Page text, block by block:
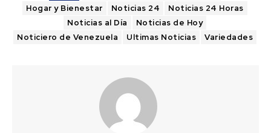
Hogar y Bienestar
Noticias 24
Noticias 24 Horas
Noticias al Día
Noticias de Hoy
Noticiero de Venezuela
Ultimas Noticias Variedades